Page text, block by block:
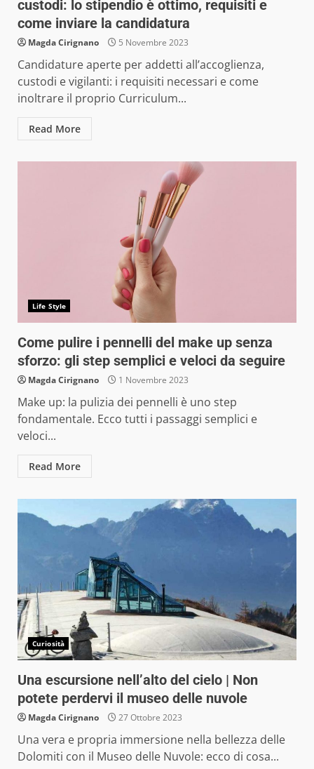
custodi: lo stipendio è ottimo, requisiti e
come inviare la candidatura
Magda Cirignano 5 Novembre 2023
Candidature aperte per addetti all’accoglienza,
custodi e vigilanti: i requisiti necessari e come
inoltrare il proprio Curriculum...
Read More
Life Style
Come pulire i pennelli del make up senza
sforzo: gli step semplici e veloci da seguire
Magda Cirignano 1 Novembre 2023
Make up: la pulizia dei pennelli è uno step
fondamentale. Ecco tutti i passaggi semplici e
veloci...
Read More
Curiosità
Una escursione nell’alto del cielo | Non
potete perdervi il museo delle nuvole
Magda Cirignano 27 Ottobre 2023
Una vera e propria immersione nella bellezza delle
Dolomiti con il Museo delle Nuvole: ecco di cosa...